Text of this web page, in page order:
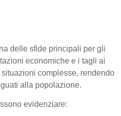
delle sfide principali per gli
economiche e i tagli ai
complesse, rendendo
alla popolazione.
evidenziare: